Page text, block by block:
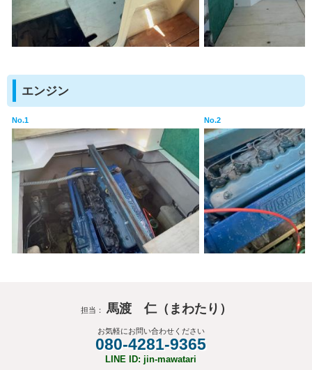
エンジン
No.1 No.2
担当： 馬渡 仁（まわたり）
お気軽にお問い合わせください
080-4281-9365
LINE ID: jin-mawatari